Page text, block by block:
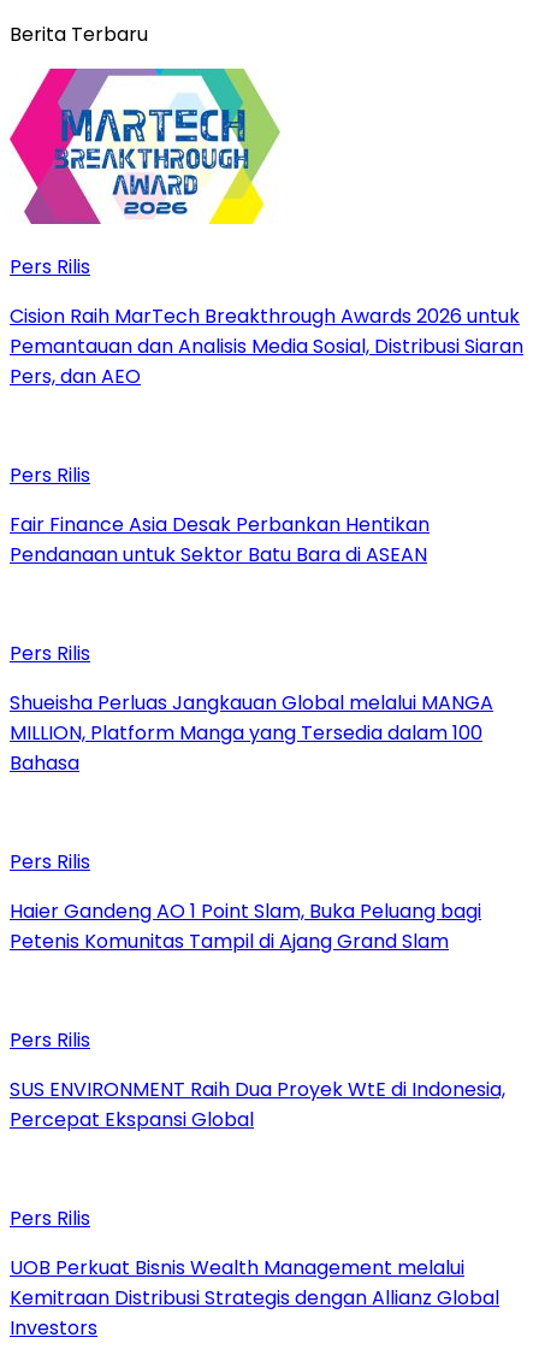
Berita Terbaru
Pers Rilis
Cision Raih MarTech Breakthrough Awards 2026 untuk
Pemantauan dan Analisis Media Sosial, Distribusi Siaran
Pers, dan AEO
Pers Rilis
Fair Finance Asia Desak Perbankan Hentikan
Pendanaan untuk Sektor Batu Bara di ASEAN
Pers Rilis
Shueisha Perluas Jangkauan Global melalui MANGA
MILLION, Platform Manga yang Tersedia dalam 100
Bahasa
Pers Rilis
Haier Gandeng AO 1 Point Slam, Buka Peluang bagi
Petenis Komunitas Tampil di Ajang Grand Slam
Pers Rilis
SUS ENVIRONMENT Raih Dua Proyek WtE di Indonesia,
Percepat Ekspansi Global
Pers Rilis
UOB Perkuat Bisnis Wealth Management melalui
Kemitraan Distribusi Strategis dengan Allianz Global
Investors